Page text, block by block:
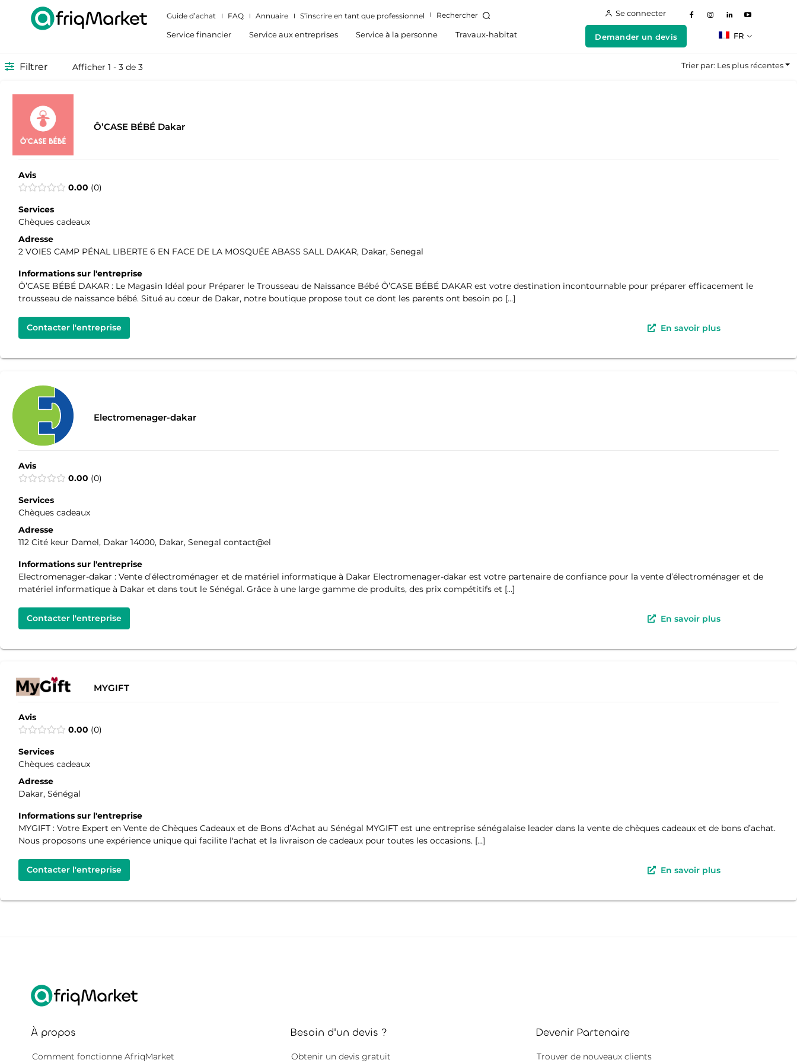
Guide d’achat FAQ Annuaire S’inscrire en tant que professionnel Rechercher Se connecter
Service financier Service aux entreprises Service à la personne Travaux-habitat Demander un devis FR
Filtrer Afficher 1 - 3 de 3 Trier par: Les plus récentes
Ô’CASE BÉBÉ Dakar
Avis
0.00 0
Services
Chèques cadeaux
Adresse
2 VOIES CAMP PÉNAL LIBERTE 6 EN FACE DE LA MOSQUÉE ABASS SALL DAKAR, Dakar, Senegal
Informations sur l'entreprise
Ô’CASE BÉBÉ DAKAR : Le Magasin Idéal pour Préparer le Trousseau de Naissance Bébé Ô’CASE BÉBÉ DAKAR est votre destination incontournable pour préparer efficacement le
trousseau de naissance bébé. Situé au cœur de Dakar, notre boutique propose tout ce dont les parents ont besoin po […]
Contacter l'entreprise En savoir plus
Electromenager-dakar
Avis
0.00 0
Services
Chèques cadeaux
Adresse
112 Cité keur Damel, Dakar 14000, Dakar, Senegal contact@el
Informations sur l'entreprise
Electromenager-dakar : Vente d’électroménager et de matériel informatique à Dakar Electromenager-dakar est votre partenaire de confiance pour la vente d’électroménager et de
matériel informatique à Dakar et dans tout le Sénégal. Grâce à une large gamme de produits, des prix compétitifs et […]
Contacter l'entreprise En savoir plus
MYGIFT
Avis
0.00 0
Services
Chèques cadeaux
Adresse
Dakar, Sénégal
Informations sur l'entreprise
MYGIFT : Votre Expert en Vente de Chèques Cadeaux et de Bons d’Achat au Sénégal MYGIFT est une entreprise sénégalaise leader dans la vente de chèques cadeaux et de bons d’achat.
Nous proposons une expérience unique qui facilite l'achat et la livraison de cadeaux pour toutes les occasions. […]
Contacter l'entreprise En savoir plus
À propos
Comment fonctionne AfriqMarket
Besoin d'un devis ?
Obtenir un devis gratuit
Devenir Partenaire
Trouver de nouveaux clients